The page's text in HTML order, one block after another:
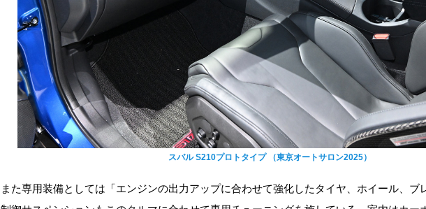
スバル S210プロトタイプ （東京オートサロン2025）
また専用装備としては「エンジンの出力アップに合わせて強化したタイヤ、ホイール、ブ